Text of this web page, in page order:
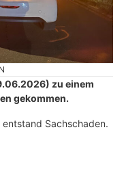
zu einem
gekommen.
Sachschaden.